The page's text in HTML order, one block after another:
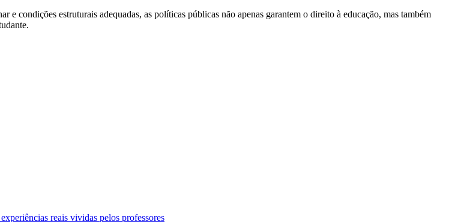
condições estruturais adequadas, as políticas públicas não apenas garantem o direito à educação, mas também
reais vividas pelos professores